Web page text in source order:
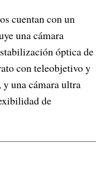
cuentan con un
una cámara
óptica de
con teleobjetivo y
una cámara ultra
de